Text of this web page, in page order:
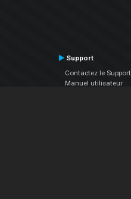
Support
Contactez le Support
Manuel utilisateur